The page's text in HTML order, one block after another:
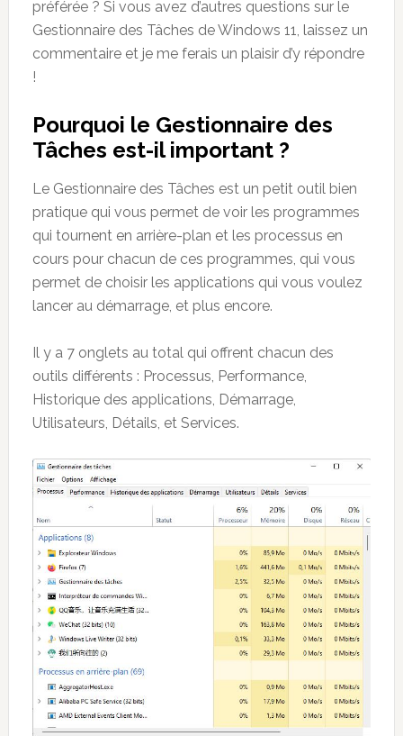
préférée ? Si vous avez d’autres questions sur le
Gestionnaire des Tâches de Windows 11, laissez un
commentaire et je me ferais un plaisir d’y répondre
!
Pourquoi le Gestionnaire des
Tâches est-il important ?
Le Gestionnaire des Tâches est un petit outil bien
pratique qui vous permet de voir les programmes
qui tournent en arrière-plan et les processus en
cours pour chacun de ces programmes, qui vous
permet de choisir les applications qui vous voulez
lancer au démarrage, et plus encore.
Il y a 7 onglets au total qui offrent chacun des
outils différents : Processus, Performance,
Historique des applications, Démarrage,
Utilisateurs, Détails, et Services.